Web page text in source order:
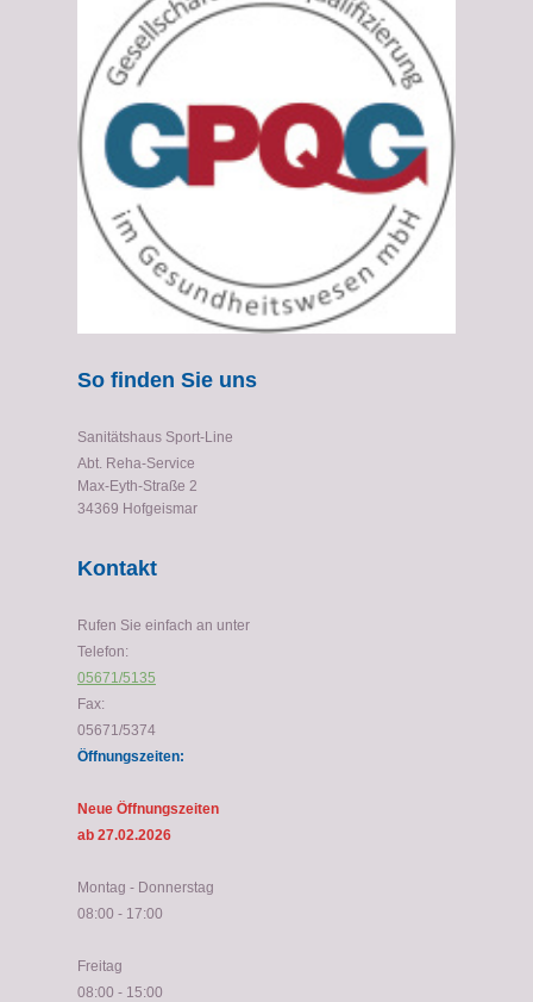
So finden Sie uns
Sanitätshaus Sport-Line
Abt. Reha-Service
Max-Eyth-Straße 2
34369 Hofgeismar
Kontakt
Rufen Sie einfach an unter
Telefon:
05671/5135
Fax:
05671/5374
Öffnungszeiten:
Neue Öffnungszeiten
ab 27.02.2026
Montag - Donnerstag
08:00 - 17:00
Freitag
08:00 - 15:00